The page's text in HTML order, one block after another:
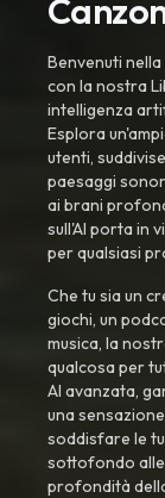
Benvenuti
con la nostra
intelligenza
Esplora
utenti,
paesaggi
ai brani
sull'AI porta in
per qualsiasi
Che tu sia un
giochi, un
musica, la
qualcosa per
AI avanzata,
una
soddisfare le
sottofondo alle
profondità